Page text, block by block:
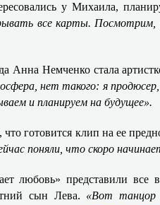
у Михаила,
все карты. Посмотрим,
Анна Немченко стала
нет такого: я
и планируем на будущее».
что готовится клип на ее
поняли, что скоро
любовь» представили
сын Лева. «Вот танцор